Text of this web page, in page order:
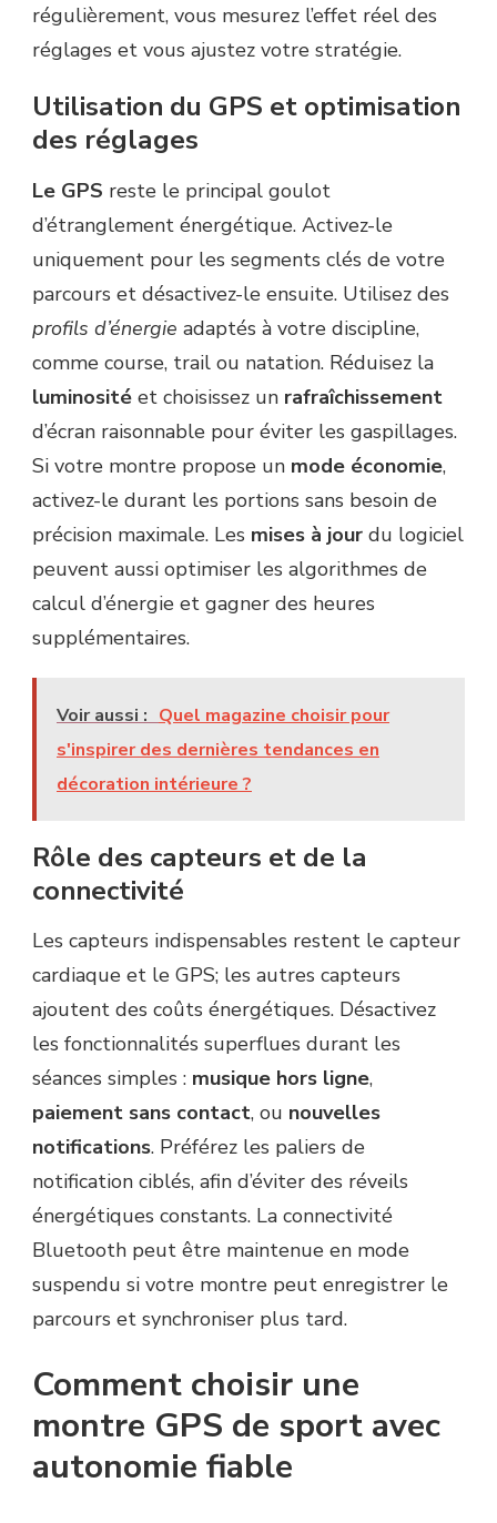
régulièrement, vous mesurez l’effet réel des
réglages et vous ajustez votre stratégie.
Utilisation du GPS et optimisation
des réglages
Le GPS reste le principal goulot
d’étranglement énergétique. Activez-le
uniquement pour les segments clés de votre
parcours et désactivez-le ensuite. Utilisez des
profils d’énergie adaptés à votre discipline,
comme course, trail ou natation. Réduisez la
luminosité et choisissez un rafraîchissement
d’écran raisonnable pour éviter les gaspillages.
Si votre montre propose un mode économie,
activez-le durant les portions sans besoin de
précision maximale. Les mises à jour du logiciel
peuvent aussi optimiser les algorithmes de
calcul d’énergie et gagner des heures
supplémentaires.
Voir aussi : Quel magazine choisir pour
s'inspirer des dernières tendances en
décoration intérieure ?
Rôle des capteurs et de la
connectivité
Les capteurs indispensables restent le capteur
cardiaque et le GPS; les autres capteurs
ajoutent des coûts énergétiques. Désactivez
les fonctionnalités superflues durant les
séances simples : musique hors ligne,
paiement sans contact, ou nouvelles
notifications. Préférez les paliers de
notification ciblés, afin d’éviter des réveils
énergétiques constants. La connectivité
Bluetooth peut être maintenue en mode
suspendu si votre montre peut enregistrer le
parcours et synchroniser plus tard.
Comment choisir une
montre GPS de sport avec
autonomie fiable